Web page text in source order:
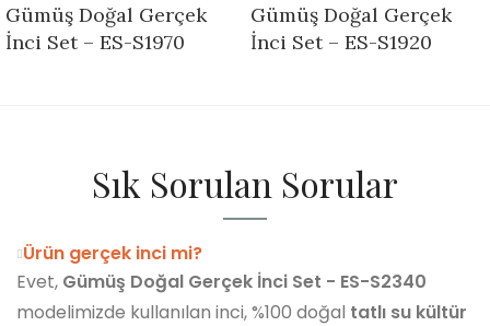
Gümüş Doğal Gerçek
İnci Set – ES-S1970
Gümüş Doğal Gerçek
İnci Set – ES-S1920
Sık Sorulan Sorular
Ürün gerçek inci mi?
Evet, Gümüş Doğal Gerçek İnci Set - ES-S2340
modelimizde kullanılan inci, %100 doğal tatlı su kültür